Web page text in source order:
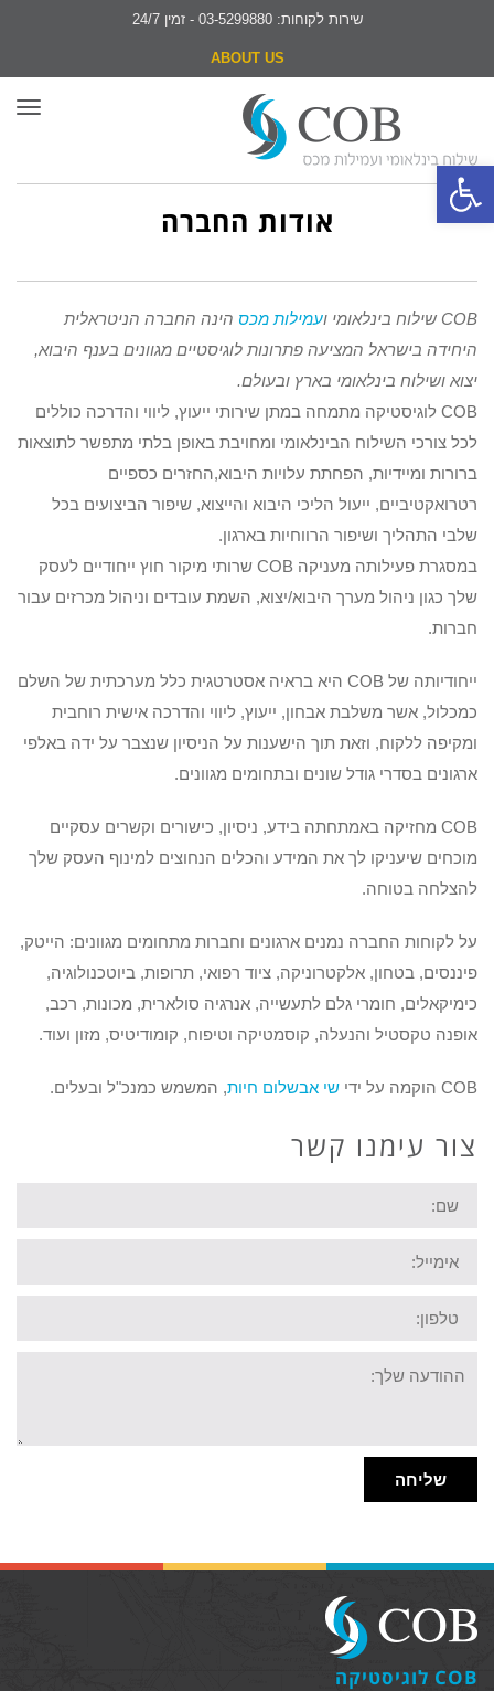
פתח סרגל נגישות
שירות לקוחות: 03-5299880 - זמין 24/7
ABOUT US
אודות החברה
COB שילוח בינלאומי ועמילות מכס הינה החברה הניטראלית
היחידה בישראל המציעה פתרונות לוגיסטיים מגוונים בענף היבוא,
יצוא ושילוח בינלאומי בארץ ובעולם.
COB לוגיסטיקה מתמחה במתן שירותי ייעוץ, ליווי והדרכה כוללים
לכל צורכי השילוח הבינלאומי ומחויבת באופן בלתי מתפשר לתוצאות
ברורות ומיידיות, הפחתת עלויות היבוא,החזרים כספיים
רטרואקטיביים, ייעול הליכי היבוא והייצוא, שיפור הביצועים בכל
שלבי התהליך ושיפור הרווחיות בארגון.
במסגרת פעילותה מעניקה COB שרותי מיקור חוץ ייחודיים לעסק
שלך כגון ניהול מערך היבוא/יצוא, השמת עובדים וניהול מכרזים עבור
חברות.
ייחודיותה של COB היא בראיה אסטרטגית כלל מערכתית של השלם
כמכלול, אשר משלבת אבחון, ייעוץ, ליווי והדרכה אישית רוחבית
ומקיפה ללקוח, וזאת תוך הישענות על הניסיון שנצבר על ידה באלפי
ארגונים בסדרי גודל שונים ובתחומים מגוונים.
COB מחזיקה באמתחתה בידע, ניסיון, כישורים וקשרים עסקיים
מוכחים שיעניקו לך את המידע והכלים הנחוצים למינוף העסק שלך
להצלחה בטוחה.
על לקוחות החברה נמנים ארגונים וחברות מתחומים מגוונים: הייטק,
פיננסים, בטחון, אלקטרוניקה, ציוד רפואי, תרופות, ביוטכנולוגיה,
כימיקאלים, חומרי גלם לתעשייה, אנרגיה סולארית, מכונות, רכב,
אופנה טקסטיל והנעלה, קוסמטיקה וטיפוח, קומודיטיס, מזון ועוד.
COB הוקמה על ידי שי אבשלום חיות, המשמש כמנכ"ל ובעלים.
צור עימנו קשר
שלך
שליחה
COB לוגיסטיקה